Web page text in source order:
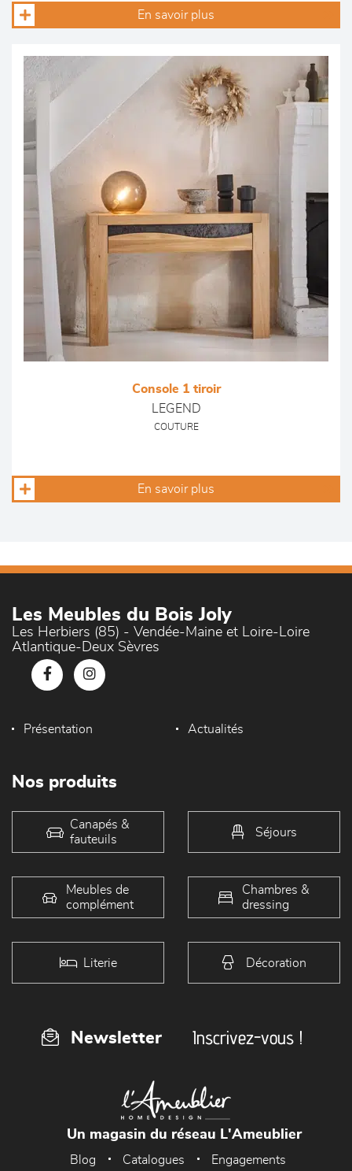
En savoir plus
Console 1 tiroir
LEGEND
COUTURE
En savoir plus
Les Meubles du Bois Joly
Les Herbiers (85) - Vendée-Maine et Loire-Loire
Atlantique-Deux Sèvres
Présentation Actualités
Nos produits
Canapés &
fauteuils
Séjours
Meubles de
complément
Chambres &
dressing
Literie Décoration
Newsletter Inscrivez-vous !
Un magasin du réseau L'Ameublier
Blog Catalogues Engagements